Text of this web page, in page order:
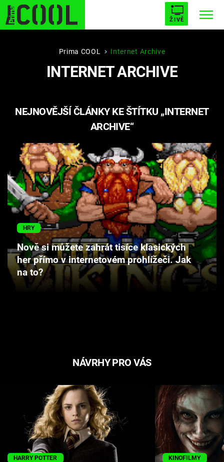
ŽIVĚ
STARHOUSE BUFFY, PŘEMOŽITELKA UPÍRŮ
PLNEJ KOTEL AVENGERS 5
Filmy
Seriály
Hry
Cool Esport
Pořady
TV Program
Prima COOL Internet Archive
INTERNET ARCHIVE
NEJNOVĚJŠÍ ČLÁNKY KE ŠTÍTKU „INTERNET
ARCHIVE“
HRY
Nově si můžete zahrát tisíce klasických
her přímo v internetovém prohlížeči. Jak
na to?
NÁVRHY PRO VÁS
HARRY POTTER KINOFILMY